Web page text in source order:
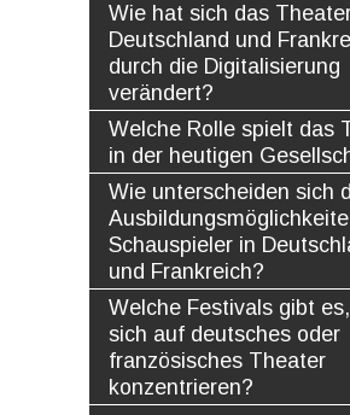
Wie hat sich das
Deutschland und
durch die Digitalisierung
verändert?
Welche Rolle spielt das
in der heutigen
Wie unterscheiden sich
Schauspieler in
und Frankreich?
Welche Festivals gibt
sich auf deutsches oder
französisches Theater
konzentrieren?